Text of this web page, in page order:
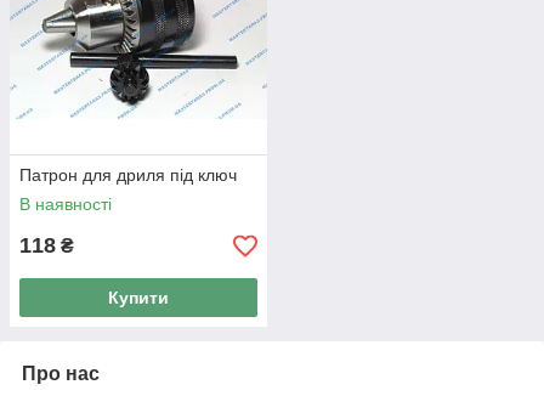
Патрон для дриля під ключ
В наявності
118 ₴
Купити
Про нас